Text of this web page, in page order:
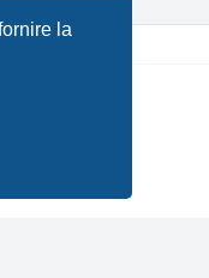
la
Limited •